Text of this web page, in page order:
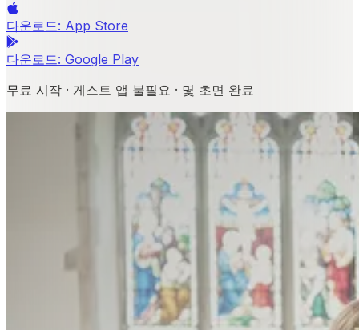
다운로드: App Store
다운로드: Google Play
무료 시작 · 게스트 앱 불필요 · 몇 초면 완료